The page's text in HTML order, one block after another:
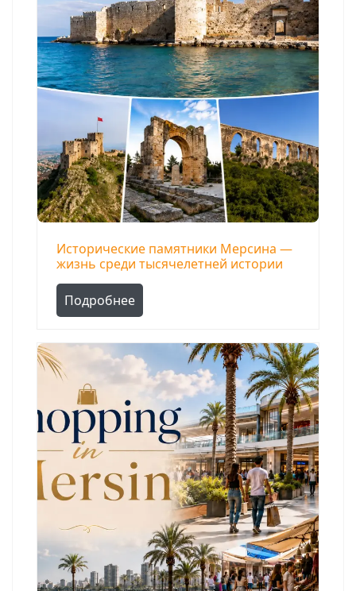
Исторические памятники Мерсина —
жизнь среди тысячелетней истории
Подробнее